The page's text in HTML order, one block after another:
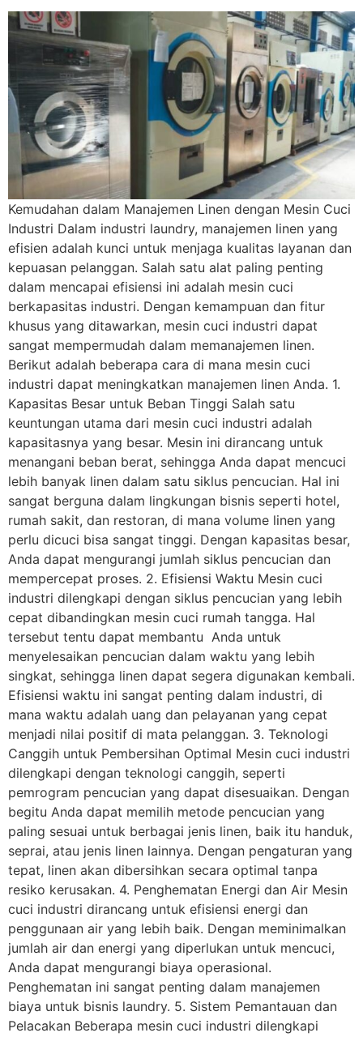
Kemudahan dalam Manajemen Linen dengan Mesin Cuci
Industri Dalam industri laundry, manajemen linen yang
efisien adalah kunci untuk menjaga kualitas layanan dan
kepuasan pelanggan. Salah satu alat paling penting
dalam mencapai efisiensi ini adalah mesin cuci
berkapasitas industri. Dengan kemampuan dan fitur
khusus yang ditawarkan, mesin cuci industri dapat
sangat mempermudah dalam memanajemen linen.
Berikut adalah beberapa cara di mana mesin cuci
industri dapat meningkatkan manajemen linen Anda. 1.
Kapasitas Besar untuk Beban Tinggi Salah satu
keuntungan utama dari mesin cuci industri adalah
kapasitasnya yang besar. Mesin ini dirancang untuk
menangani beban berat, sehingga Anda dapat mencuci
lebih banyak linen dalam satu siklus pencucian. Hal ini
sangat berguna dalam lingkungan bisnis seperti hotel,
rumah sakit, dan restoran, di mana volume linen yang
perlu dicuci bisa sangat tinggi. Dengan kapasitas besar,
Anda dapat mengurangi jumlah siklus pencucian dan
mempercepat proses. 2. Efisiensi Waktu Mesin cuci
industri dilengkapi dengan siklus pencucian yang lebih
cepat dibandingkan mesin cuci rumah tangga. Hal
tersebut tentu dapat membantu Anda untuk
menyelesaikan pencucian dalam waktu yang lebih
singkat, sehingga linen dapat segera digunakan kembali.
Efisiensi waktu ini sangat penting dalam industri, di
mana waktu adalah uang dan pelayanan yang cepat
menjadi nilai positif di mata pelanggan. 3. Teknologi
Canggih untuk Pembersihan Optimal Mesin cuci industri
dilengkapi dengan teknologi canggih, seperti
pemrogram pencucian yang dapat disesuaikan. Dengan
begitu Anda dapat memilih metode pencucian yang
paling sesuai untuk berbagai jenis linen, baik itu handuk,
seprai, atau jenis linen lainnya. Dengan pengaturan yang
tepat, linen akan dibersihkan secara optimal tanpa
resiko kerusakan. 4. Penghematan Energi dan Air Mesin
cuci industri dirancang untuk efisiensi energi dan
penggunaan air yang lebih baik. Dengan meminimalkan
jumlah air dan energi yang diperlukan untuk mencuci,
Anda dapat mengurangi biaya operasional.
Penghematan ini sangat penting dalam manajemen
biaya untuk bisnis laundry. 5. Sistem Pemantauan dan
Pelacakan Beberapa mesin cuci industri dilengkapi